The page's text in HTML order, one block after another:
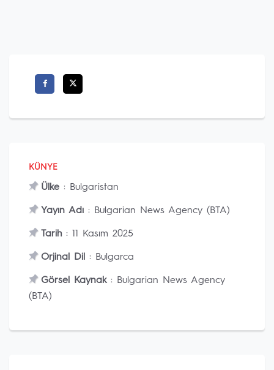
KÜNYE
Ülke : Bulgaristan
Yayın Adı : Bulgarian News Agency (BTA)
Tarih : 11 Kasım 2025
Orjinal Dil : Bulgarca
Görsel Kaynak: Bulgarian News Agency
(BTA)